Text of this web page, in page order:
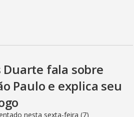
Duarte fala sobre
Paulo e explica seu
nesta sexta-feira (7)